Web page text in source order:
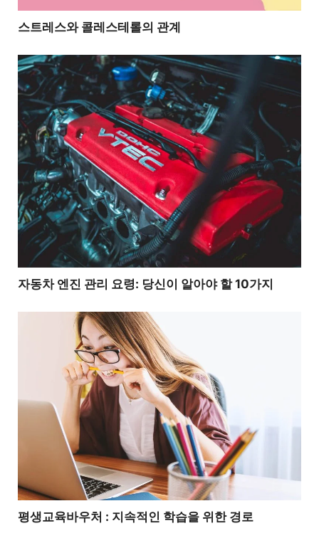
스트레스와 콜레스테롤의 관계
자동차 엔진 관리 요령: 당신이 알아야 할 10가지
평생교육바우처 : 지속적인 학습을 위한 경로